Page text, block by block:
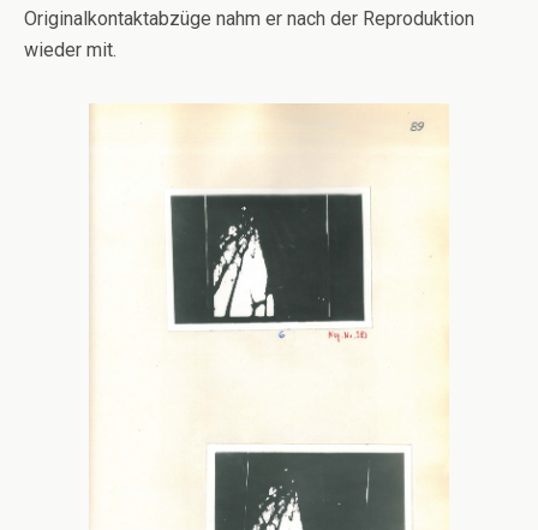
Originalkontaktabzüge nahm er nach der Reproduktion
wieder mit.